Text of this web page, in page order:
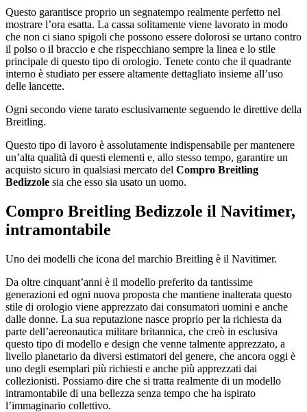
Questo garantisce proprio un segnatempo realmente perfetto nel
mostrare l’ora esatta. La cassa solitamente viene lavorato in modo
che non ci siano spigoli che possono essere dolorosi se urtano contro
il polso o il braccio e che rispecchiano sempre la linea e lo stile
principale di questo tipo di orologio. Tenete conto che il quadrante
interno è studiato per essere altamente dettagliato insieme all’uso
delle lancette.
Ogni secondo viene tarato esclusivamente seguendo le direttive della
Breitling.
Questo tipo di lavoro è assolutamente indispensabile per mantenere
un’alta qualità di questi elementi e, allo stesso tempo, garantire un
acquisto sicuro in qualsiasi mercato del Compro Breitling
Bedizzole sia che esso sia usato un uomo.
Compro Breitling Bedizzole il Navitimer,
intramontabile
Uno dei modelli che icona del marchio Breitling è il Navitimer.
Da oltre cinquant’anni è il modello preferito da tantissime
generazioni ed ogni nuova proposta che mantiene inalterata questo
stile di orologio viene apprezzato dai consumatori uomini e anche
dalle donne. La sua reputazione nasce proprio per la richiesta da
parte dell’aereonautica militare britannica, che creò in esclusiva
questo tipo di modello e design che venne talmente apprezzato, a
livello planetario da diversi estimatori del genere, che ancora oggi è
uno degli esemplari più richiesti e anche più apprezzati dai
collezionisti. Possiamo dire che si tratta realmente di un modello
intramontabile di una bellezza senza tempo che ha ispirato
l’immaginario collettivo.